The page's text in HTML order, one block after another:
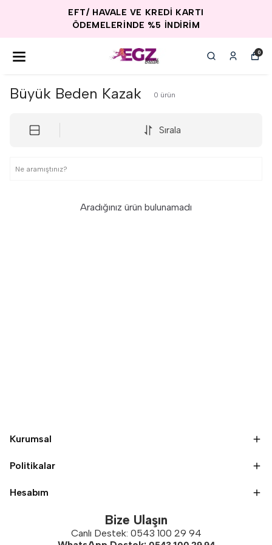
EFT/ HAVALE VE KREDİ KARTI
ÖDEMELERİNDE %5 İNDİRİM
0
Büyük Beden Kazak 0 ürün
Sırala
Aradığınız ürün bulunamadı
Kurumsal
Politikalar
Hesabım
Bize Ulaşın
Canlı Destek: 0543 100 29 94